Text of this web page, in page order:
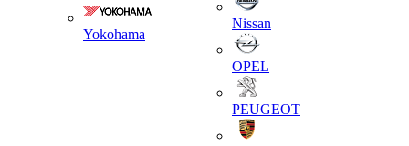
Yokohama
Nissan
OPEL
PEUGEOT